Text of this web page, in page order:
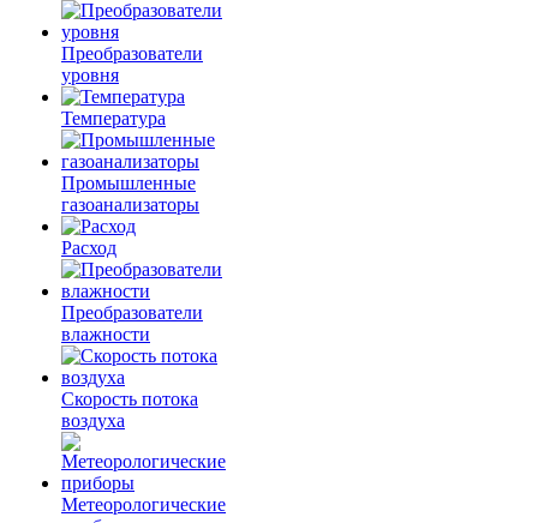
Преобразователи
уровня
Температура
Промышленные
газоанализаторы
Расход
Преобразователи
влажности
Скорость потока
воздуха
Метеорологические